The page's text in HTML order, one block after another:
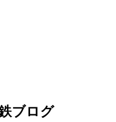
ブログ